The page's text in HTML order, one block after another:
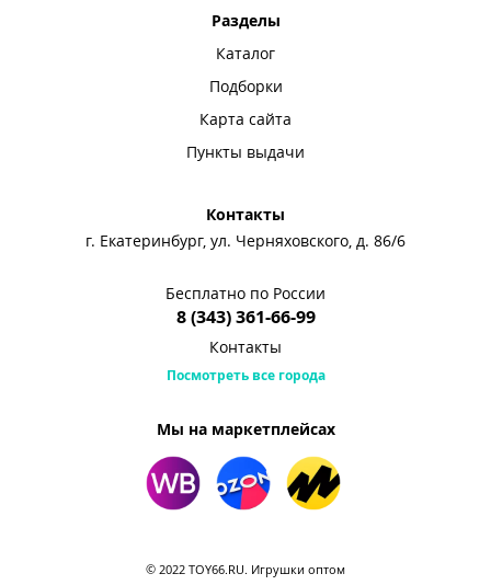
Разделы
Каталог
Подборки
Карта сайта
Пункты выдачи
Контакты
г. Екатеринбург, ул. Черняховского, д. 86/6
Бесплатно по России
8 (343) 361-66-99
Контакты
Посмотреть все города
Мы на маркетплейсах
© 2022 TOY66.RU. Игрушки оптом